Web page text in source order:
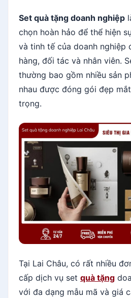
Set quà tặng doanh nghiệp
chọn hoàn hảo để thể hiện
và tinh tế của doanh nghiệp
hàng, đối tác và nhân viên.
thường bao gồm nhiều sản
nhau được đóng gói đẹp
trọng.
Tại Lai Châu, có rất nhiều
cấp dịch vụ set quà tặng
với đa dạng mẫu mã và giá